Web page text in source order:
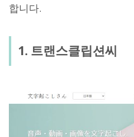
합니다.
1. 트랜스클립션씨